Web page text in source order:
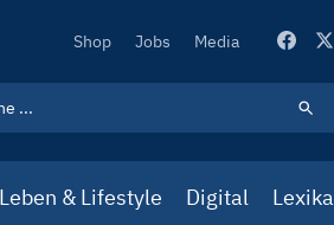
Secondary
Shop Jobs Media
Leben & Lifestyle Digital Lexika